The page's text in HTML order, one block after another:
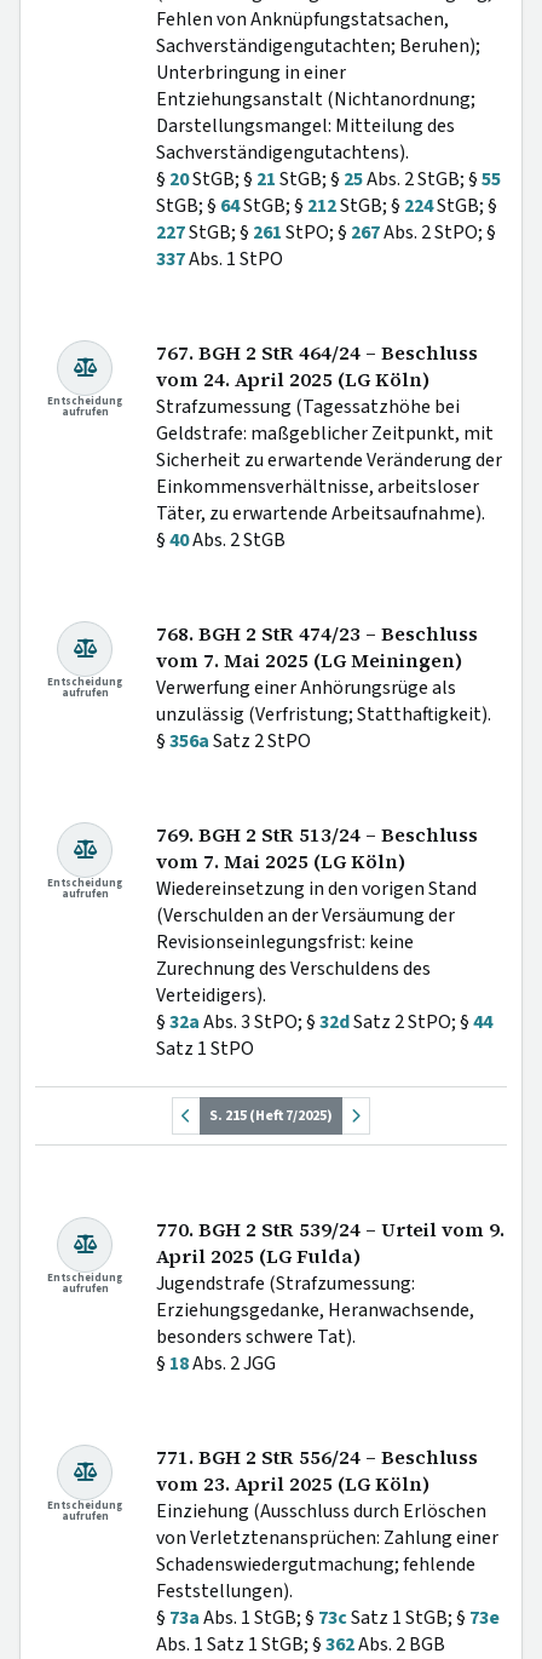
Fehlen von Anknüpfungstatsachen,
Sachverständigengutachten; Beruhen);
Unterbringung in einer
Entziehungsanstalt (Nichtanordnung;
Darstellungsmangel: Mitteilung des
Sachverständigengutachtens).
§ 20StGB; § 21StGB; § 25Abs. 2 StGB; §55
StGB; § 64StGB; § 212StGB; § 224StGB; §
227StGB; § 261StPO; § 267Abs. 2 StPO; §
337Abs. 1 StPO
Entscheidung
aufrufen
767. BGH 2 StR 464/24 – Beschluss
vom 24. April 2025 (LG Köln)
Strafzumessung (Tagessatzhöhe bei
Geldstrafe: maßgeblicher Zeitpunkt, mit
Sicherheit zu erwartende Veränderung der
Einkommensverhältnisse, arbeitsloser
Täter, zu erwartende Arbeitsaufnahme).
§40Abs. 2 StGB
Entscheidung
aufrufen
768. BGH 2 StR 474/23 – Beschluss
vom 7. Mai 2025 (LG Meiningen)
Verwerfung einer Anhörungsrüge als
unzulässig (Verfristung; Statthaftigkeit).
§356aSatz 2 StPO
Entscheidung
aufrufen
769. BGH 2 StR 513/24 – Beschluss
vom 7. Mai 2025 (LG Köln)
Wiedereinsetzung in den vorigen Stand
(Verschulden an der Versäumung der
Revisionseinlegungsfrist: keine
Zurechnung des Verschuldens des
Verteidigers).
§32aAbs. 3 StPO; §32dSatz 2 StPO; §44
Satz 1 StPO
S. 215 (Heft 7/2025)
Entscheidung
aufrufen
770. BGH 2 StR 539/24 – Urteil vom 9.
April 2025 (LG Fulda)
Jugendstrafe (Strafzumessung:
Erziehungsgedanke, Heranwachsende,
besonders schwere Tat).
§ 18Abs. 2 JGG
Entscheidung
aufrufen
771. BGH 2 StR 556/24 – Beschluss
vom 23. April 2025 (LG Köln)
Einziehung (Ausschluss durch Erlöschen
von Verletztenansprüchen: Zahlung einer
Schadenswiedergutmachung; fehlende
Feststellungen).
§ 73aAbs. 1 StGB; § 73cSatz 1 StGB; § 73e
Abs. 1 Satz 1 StGB; §362Abs. 2 BGB